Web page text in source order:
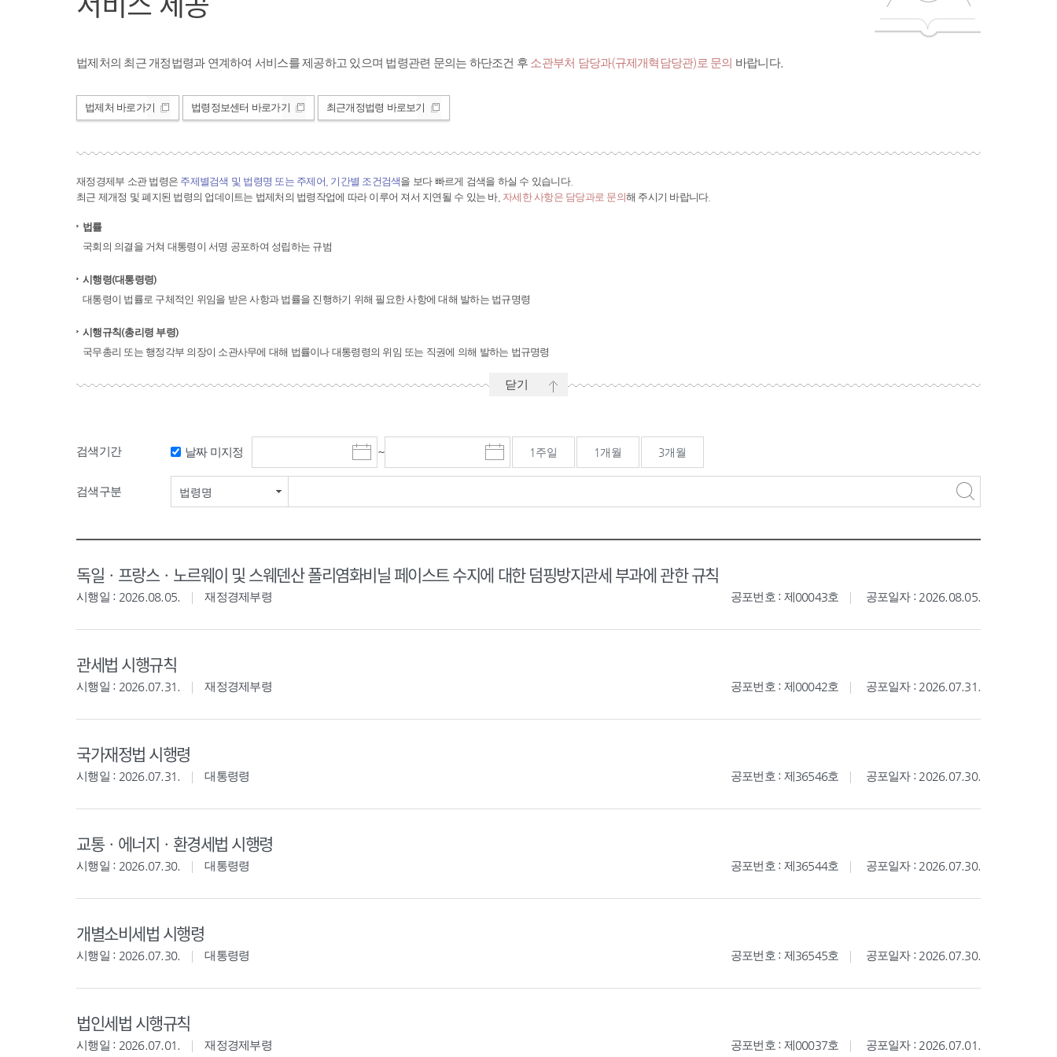
법제처의 최근 개정법령과 연계하여 서비스를 제공하고 있으며 법령관련 문의는 하단조건 후 소관부처 담당과(규제개혁담당관)로 문의 바랍니다.
법제처 바로가기 법령정보센터 바로가기 최근개정법령 바로보기
재정경제부 소관 법령은 주제별검색 및 법령명 또는 주제어, 기간별 조건검색을 보다 빠르게 검색을 하실 수 있습니다.
최근 제개정 및 폐지된 법령의 업데이트는 법제처의 법령작업에 따라 이루어 져서 지연될 수 있는 바, 자세한 사항은 담당과로 문의해 주시기 바랍니다.
법률
국회의 의결을 거쳐 대통령이 서명 공포하여 성립하는 규범
시행령(대통령령)
대통령이 법률로 구체적인 위임을 받은 사항과 법률을 진행하기 위해 필요한 사항에 대해 발하는 법규명령
시행규칙(총리령 부령)
국무총리 또는 행정각부 의장이 소관사무에 대해 법률이나 대통령령의 위임 또는 직권에 의해 발하는 법규명령
닫기
검색기간 날짜 미지정
시
작
~
마
감
1주일 1개월 3개월
검색구분 법령명
독일ㆍ프랑스ㆍ노르웨이 및 스웨덴산 폴리염화비닐 페이스트 수지에 대한 덤핑방지관세 부과에 관한 규칙
시행일 : 2026.08.05. 재정경제부령 공포번호 : 제00043호 공포일자 : 2026.08.05.
관세법 시행규칙
시행일 : 2026.07.31. 재정경제부령 공포번호 : 제00042호 공포일자 : 2026.07.31.
국가재정법 시행령
시행일 : 2026.07.31. 대통령령 공포번호 : 제36546호 공포일자 : 2026.07.30.
교통ㆍ에너지ㆍ환경세법 시행령
시행일 : 2026.07.30. 대통령령 공포번호 : 제36544호 공포일자 : 2026.07.30.
개별소비세법 시행령
시행일 : 2026.07.30. 대통령령 공포번호 : 제36545호 공포일자 : 2026.07.30.
법인세법 시행규칙
시행일 : 2026.07.01. 재정경제부령 공포번호 : 제00037호 공포일자 : 2026.07.01.